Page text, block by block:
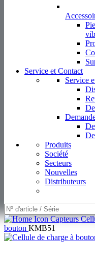
Service et Contact
Service
Produits
Société
Secteurs
Nouvelles
Distributeurs
Capteurs
bouton KMB51